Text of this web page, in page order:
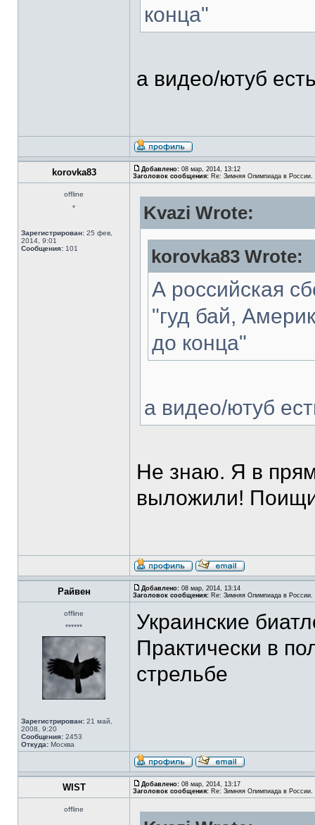
конца"
а видео/ютуб
korovka83 Добавлено: 08 мар, 2014, 13:12
Заголовок сообщения: Re: Зимняя Олимпиада в России.
offline
*
Зарегистрирован: 25 фев,
2014, 9:01
Сообщения: 101
Kvazi Wrote:
korovka83 Wrote:
А российская
"гуд бай,
до конца"
а видео/ютуб
Не знаю. Я в
выложили!
Райвен Добавлено: 08 мар, 2014, 13:14
Заголовок сообщения: Re: Зимняя Олимпиада в России.
offline
******
Зарегистрирован: 21 май,
2008, 9:20
Сообщения: 2453
Откуда: Москва
Украинские
Практически в
стрельбе
WIST Добавлено: 08 мар, 2014, 13:17
Заголовок сообщения: Re: Зимняя Олимпиада в России.
offline